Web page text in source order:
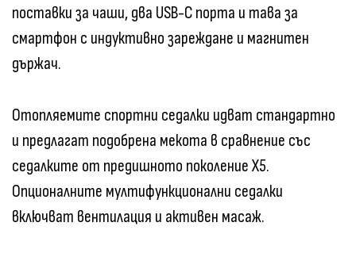
поставки за чаши, два USB-C порта и тава за
смартфон с индуктивно зареждане и магнитен
държач.
Отопляемите спортни седалки идват стандартно
и предлагат подобрена мекота в сравнение със
седалките от предишното поколение X5.
Опционалните мултифункционални седалки
включват вентилация и активен масаж.